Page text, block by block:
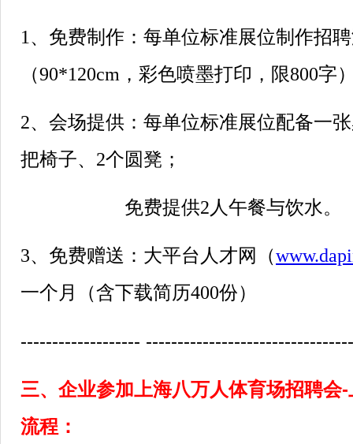
1、免费制作：每单位标准展位制作招
（90*120cm，彩色喷墨打印，限800字
2、会场提供：每单位标准展位配备一
把椅子、2个圆凳；
免费提供2人午餐与饮水。
3、免费赠送：大平台人才网（
一个月（含下载简历400份）
-------------------
三、企业参加上海八万人体育场招聘会
流程：